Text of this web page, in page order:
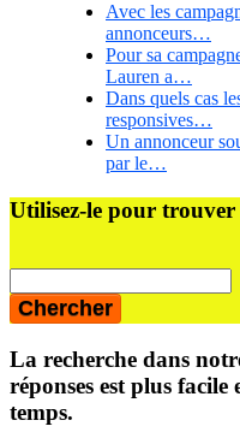
Avec les
annonceurs…
Pour sa
Lauren a…
Dans quels cas
responsives…
Un annonceur
par le…
Barre
principale
Utilisez-le pour trouver
La recherche dans
réponses est plus
temps.